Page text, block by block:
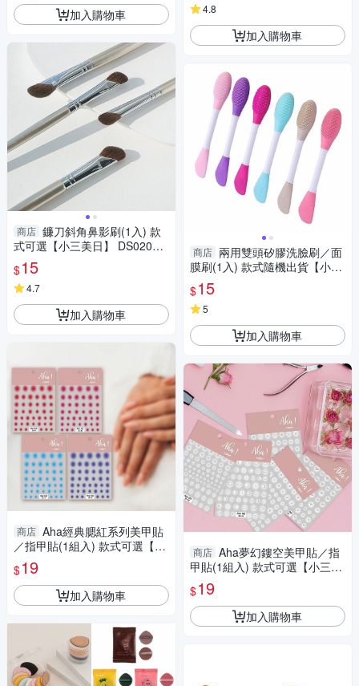
加入購物車
商店 鐮刀斜角鼻影刷(1入) 款
式可選【小三美日】 DS02016
1 底妝
$15
4.7
加入購物車
商店 Aha經典腮紅系列美甲貼
／指甲貼(1組入) 款式可選【小
三美日】 DS018343
$19
加入購物車
4.8
加入購物車
商店 兩用雙頭矽膠洗臉刷／面
膜刷(1入) 款式隨機出貨【小三
美日】 DS016673
$15
5
加入購物車
商店 Aha夢幻鏤空美甲貼／指
甲貼(1組入) 款式可選【小三美
日】 DS018333
$19
加入購物車